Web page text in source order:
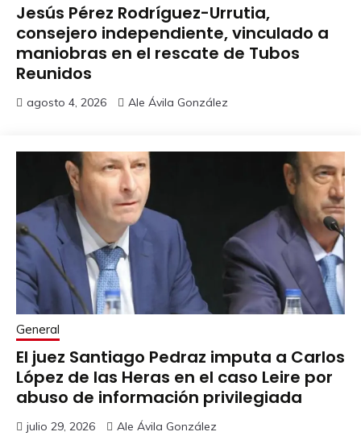
Jesús Pérez Rodríguez-Urrutia,
consejero independiente, vinculado a
maniobras en el rescate de Tubos
Reunidos
agosto 4, 2026 Ale Ávila González
General
El juez Santiago Pedraz imputa a Carlos
López de las Heras en el caso Leire por
abuso de información privilegiada
julio 29, 2026 Ale Ávila González